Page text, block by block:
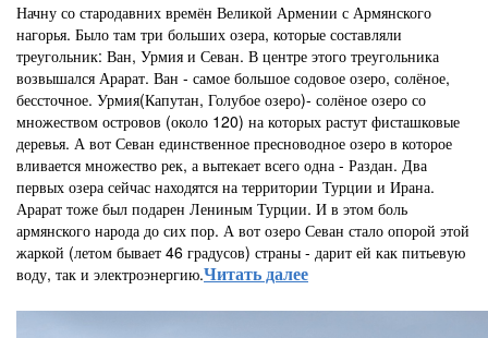
Начну со стародавних времён Великой Армении с Армянского
нагорья. Было там три больших озера, которые составляли
треугольник: Ван, Урмия и Севан. В центре этого треугольника
возвышался Арарат. Ван - самое большое содовое озеро, солёное,
бессточное. Урмия(Капутан, Голубое озеро)- солёное озеро со
множеством островов (около 120) на которых растут фисташковые
деревья. А вот Севан единственное пресноводное озеро в которое
вливается множество рек, а вытекает всего одна - Раздан. Два
первых озера сейчас находятся на территории Турции и Ирана.
Арарат тоже был подарен Лениным Турции. И в этом боль
армянского народа до сих пор. А вот озеро Севан стало опорой этой
жаркой (летом бывает 46 градусов) страны - дарит ей как питьевую
воду, так и электроэнергию.Читать далее